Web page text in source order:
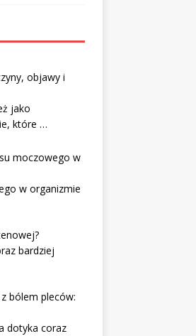
objawy i
jako
które …
moczowego w
w organizmie
bardziej
bólem pleców:
dotyka coraz